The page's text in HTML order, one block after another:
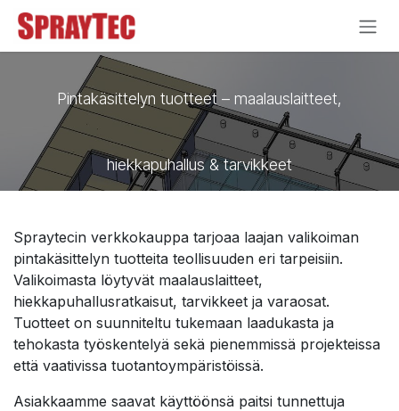
Siirry sisältöön
Pintakäsittelyn tuotteet – maalauslaitteet,
hiekkapuhallus & tarvikkeet
Spraytecin verkkokauppa tarjoaa laajan valikoiman
pintakäsittelyn tuotteita teollisuuden eri tarpeisiin.
Valikoimasta löytyvät maalauslaitteet,
hiekkapuhallusratkaisut, tarvikkeet ja varaosat.
Tuotteet on suunniteltu tukemaan laadukasta ja
tehokasta työskentelyä sekä pienemmissä projekteissa
että vaativissa tuotantoympäristöissä.
Asiakkaamme saavat käyttöönsä paitsi tunnettuja